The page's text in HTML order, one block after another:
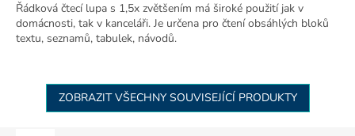
Řádková čtecí lupa s 1,5x zvětšením má široké použití jak v
domácnosti, tak v kanceláři. Je určena pro čtení obsáhlých bloků
textu, seznamů, tabulek, návodů.
ZOBRAZIT VŠECHNY SOUVISEJÍCÍ PRODUKTY